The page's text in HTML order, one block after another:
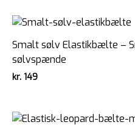
Smalt sølv Elastikbælte –
sølvspænde
kr. 149